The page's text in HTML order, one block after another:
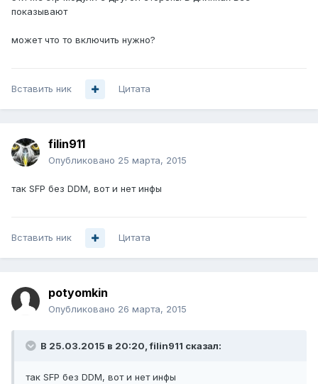
показывают
может что то включить нужно?
Вставить ник Цитата
filin911
Опубликовано 25 марта, 2015
так SFP без DDM, вот и нет инфы
Вставить ник Цитата
potyomkin
Опубликовано 26 марта, 2015
В 25.03.2015 в 20:20, filin911 сказал:
так SFP без DDM, вот и нет инфы